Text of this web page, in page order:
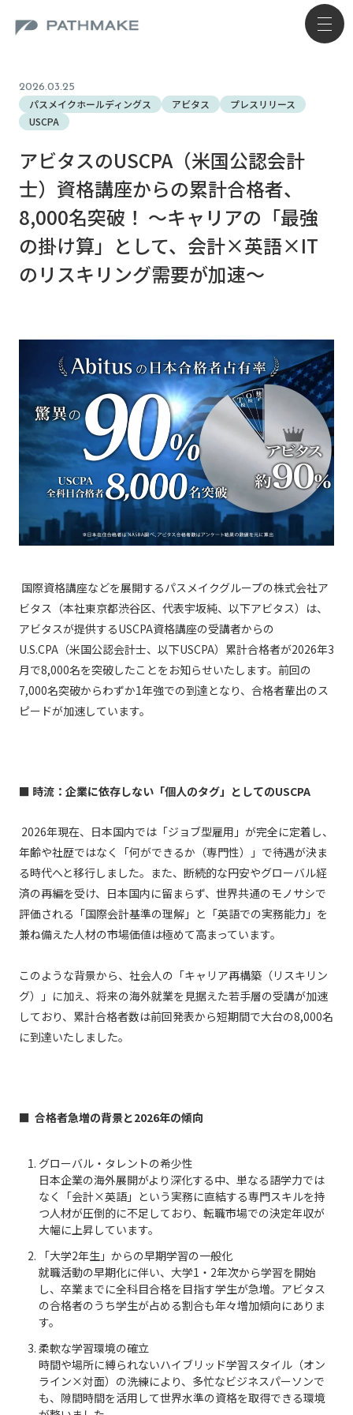
2026.03.25
パスメイクホールディングス アビタス
プレスリリース
USCPA
アビタスのUSCPA（米国公認会計
士）資格講座からの累計合格者、
8,000名突破！ ～キャリアの「最強
の掛け算」として、会計×英語×IT
のリスキリング需要が加速～
国際資格講座などを展開するパスメイクグループの株式会社ア
ビタス（本社東京都渋谷区、代表宇坂純、以下アビタス）は、
アビタスが提供するUSCPA資格講座の受講者からの
U.S.CPA（米国公認会計士、以下USCPA）累計合格者が2026年3
月で8,000名を突破したことをお知らせいたします。前回の
7,000名突破からわずか1年強での到達となり、合格者輩出のス
ピードが加速しています。
■ 時流：企業に依存しない「個人のタグ」としてのUSCPA
2026年現在、日本国内では「ジョブ型雇用」が完全に定着し、
年齢や社歴ではなく「何ができるか（専門性）」で待遇が決ま
る時代へと移行しました。また、断続的な円安やグローバル経
済の再編を受け、日本国内に留まらず、世界共通のモノサシで
評価される「国際会計基準の理解」と「英語での実務能力」を
兼ね備えた人材の市場価値は極めて高まっています。
このような背景から、社会人の「キャリア再構築（リスキリン
グ）」に加え、将来の海外就業を見据えた若手層の受講が加速
しており、累計合格者数は前回発表から短期間で大台の8,000名
に到達いたしました。
■ 合格者急増の背景と2026年の傾向
グローバル・タレントの希少性
日本企業の海外展開がより深化する中、単なる語学力では
なく「会計×英語」という実務に直結する専門スキルを持
つ人材が圧倒的に不足しており、転職市場での決定年収が
大幅に上昇しています。
「大学2年生」からの早期学習の一般化
就職活動の早期化に伴い、大学1・2年次から学習を開始
し、卒業までに全科目合格を目指す学生が急増。アビタス
の合格者のうち学生が占める割合も年々増加傾向にありま
す。
柔軟な学習環境の確立
時間や場所に縛られないハイブリッド学習スタイル（オン
ライン×対面）の洗練により、多忙なビジネスパーソンで
も、隙間時間を活用して世界水準の資格を取得できる環境